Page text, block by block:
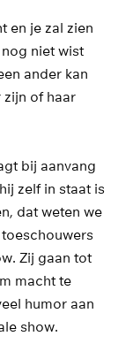
en je zal zien
niet wist
ander kan
zijn of haar
bij aanvang
zelf in staat is
dat weten we
Zij gaan tot
macht te
humor aan
show.